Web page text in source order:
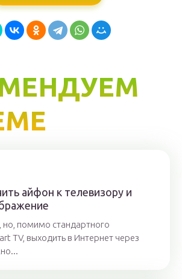
айфон к телевизору и
но, помимо стандартного
TV, выходить в Интернет через